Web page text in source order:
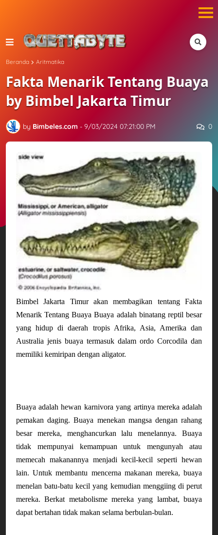
Beranda Aritmatika
Fakta Menarik Tentang Buaya
by Bimbel Jakarta Timur
by Bimbeles.com - 9/03/2024 07:21:00 PM 0
Bimbel Jakarta Timur akan membagikan tentang Fakta
Menarik Tentang Buaya Buaya adalah binatang reptil besar
yang hidup di daerah tropis Afrika, Asia, Amerika dan
Australia jenis buaya termasuk dalam ordo Corcodila dan
memiliki kemiripan dengan aligator.
Buaya adalah hewan karnivora yang artinya mereka adalah
pemakan daging. Buaya menekan mangsa dengan rahang
besar mereka, menghancurkan lalu menelannya. Buaya
tidak mempunyai kemampuan untuk mengunyah atau
memecah makanannya menjadi kecil-kecil seperti hewan
lain. Untuk membantu mencerna makanan mereka, buaya
menelan batu-batu kecil yang kemudian menggiing di perut
mereka. Berkat metabolisme mereka yang lambat, buaya
dapat bertahan tidak makan selama berbulan-bulan.